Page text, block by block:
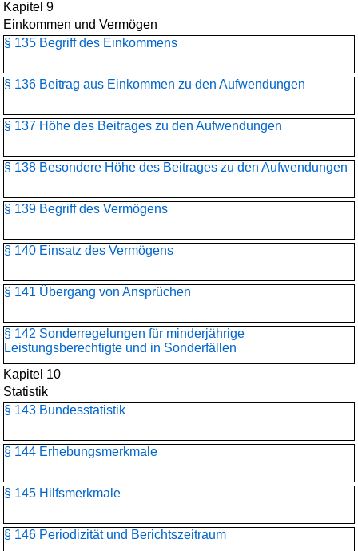
Kapitel 9
Einkommen und Vermögen
§ 135 Begriff des Einkommens
§ 136 Beitrag aus Einkommen zu den Aufwendungen
§ 137 Höhe des Beitrages zu den Aufwendungen
§ 138 Besondere Höhe des Beitrages zu den Aufwendungen
§ 139 Begriff des Vermögens
§ 140 Einsatz des Vermögens
§ 141 Übergang von Ansprüchen
§ 142 Sonderregelungen für minderjährige
Leistungsberechtigte und in Sonderfällen
Kapitel 10
Statistik
§ 143 Bundesstatistik
§ 144 Erhebungsmerkmale
§ 145 Hilfsmerkmale
§ 146 Periodizität und Berichtszeitraum